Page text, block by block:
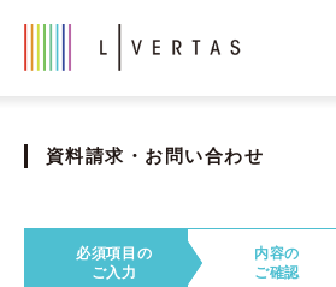
資料請求・お問い合わせ
必須項目の
ご入力
内容の
ご確認